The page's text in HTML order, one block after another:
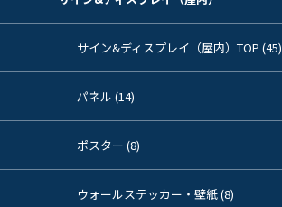
サイン&ディスプレイ（屋内）TOP (45)
パネル (14)
ポスター (8)
ウォールステッカー・壁紙 (8)